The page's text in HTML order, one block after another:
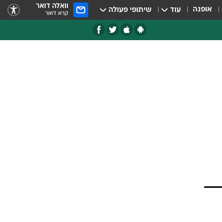
אופנה עוד שיתופי פעולה וואלה דואר
קרא דואר